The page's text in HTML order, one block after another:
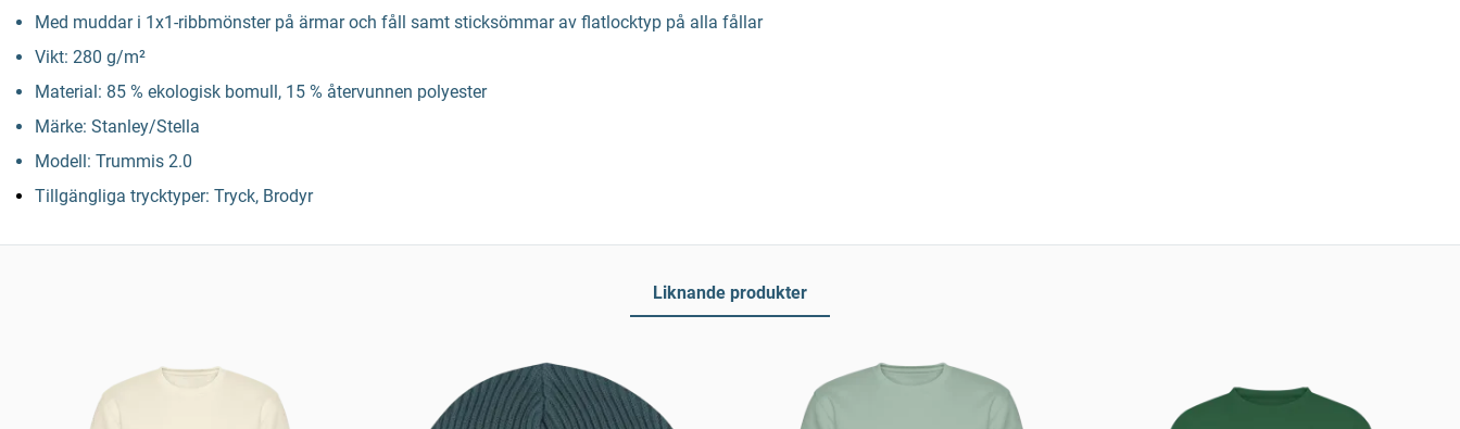
Med muddar i 1x1-ribbmönster på ärmar och fåll samt sticksömmar av flatlocktyp på alla fållar
Vikt: 280 g/m²
Material: 85 % ekologisk bomull, 15 % återvunnen polyester
Märke: Stanley/Stella
Modell: Trummis 2.0
Tillgängliga trycktyper: Tryck, Brodyr
Liknande produkter